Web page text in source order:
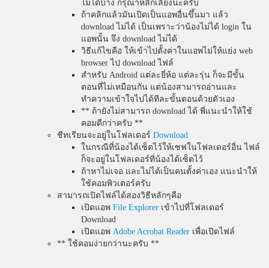
ไม่ได้บ้าง กรุณาหลีกเลี่ยงนะครับ
ถ้าคลิกแล้วมันเปิดเป็นแอพอื่นขึ้นมา แล้ว
download ไม่ได้ เป็นเพราะว่าน้องไม่ได้ login ใน
แอพนั้น จึง download ไม่ได้
วิธีแก้ไขคือ ให้เข้าไปตั้งค่าในแอพไม่ให้แย่ง web
browser ไป download ไฟล์
สำหรับ Android แต่ละยี่ห้อ แต่ละรุ่น ก็จะมีขั้น
ตอนที่ไม่เหมือนกัน แต่น้องสามารถอ่านและ
ทำความเข้าใจไปได้ทีละขั้นตอนด้วยตัวเอง
** ถ้ายังไม่สามารถ download ได้ พี่แนะนำให้ใช้
คอมดีกว่าครับ **
ชีทเรียนจะอยู่ในโฟลเดอร์ Download
ในกรณีที่น้องได้เซ็ตไว้ให้เซฟในโฟลเดอร์อื่น ไฟล์
ก็จะอยู่ในโฟลเดอร์ที่น้องได้เซ็ตไว้
ถ้าหาไม่เจอ และไม่ได้เป็นคนตั้งค่าเอง แนะนำให้
ใช้คอมพิวเตอร์ครับ
สามารถเปิดไฟล์ได้สองวิธีหลักๆคือ
เปิดแอพ File Explorer เข้าไปที่โฟลเดอร์
Download
เปิดแอพ Adobe Acrobat Reader เพื่อเปิดไฟล์
** ใช้คอมง่ายกว่านะครับ **